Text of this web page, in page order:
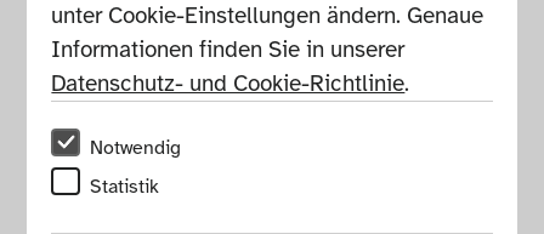
unter Cookie-Einstellungen ändern. Genaue
Informationen finden Sie in unserer
Datenschutz- und Cookie-Richtlinie.
Notwendig
Statistik
Impressum Presse
Hausordnung